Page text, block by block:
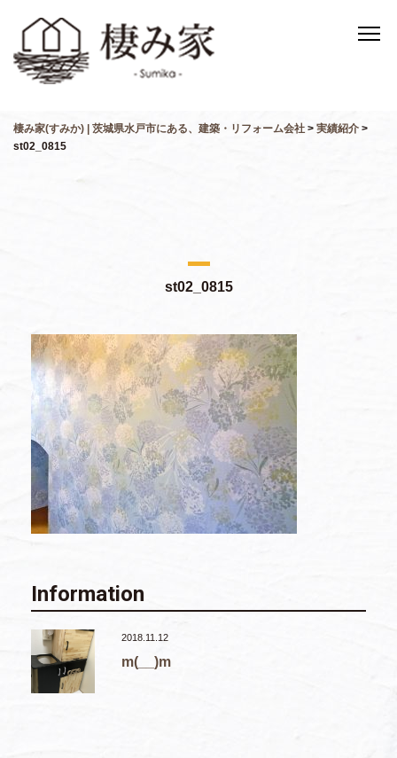
棲み家(すみか) | 茨城県水戸市にある、建築・リフォーム会社 > 実績紹介 >
st02_0815
st02_0815
Information
2018.11.12
m(__)m